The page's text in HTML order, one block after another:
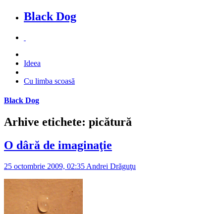
Black Dog
Ideea
Cu limba scoasă
Black Dog
Arhive etichete: picătură
O dâră de imaginaţie
25 octombrie 2009, 02:35 Andrei Drăguţu